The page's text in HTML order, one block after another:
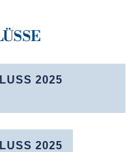
2025
2025